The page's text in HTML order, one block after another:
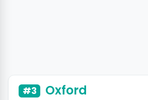
#3 Oxford